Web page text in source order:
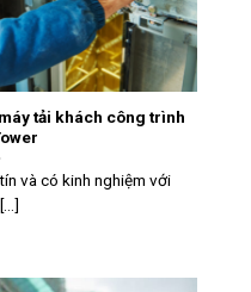
tải khách công trình
và có kinh nghiệm với